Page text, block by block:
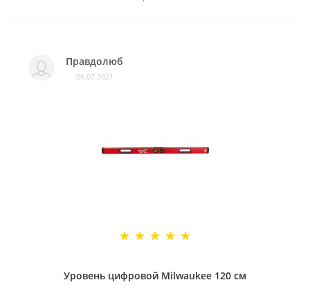
Правдолюб
06.07.2021
Уровень цифровой Milwaukee 120 см